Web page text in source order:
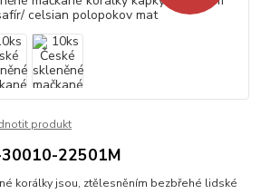
produkt
22501M
korálky jsou, ztělesněním bezbřehé lidské